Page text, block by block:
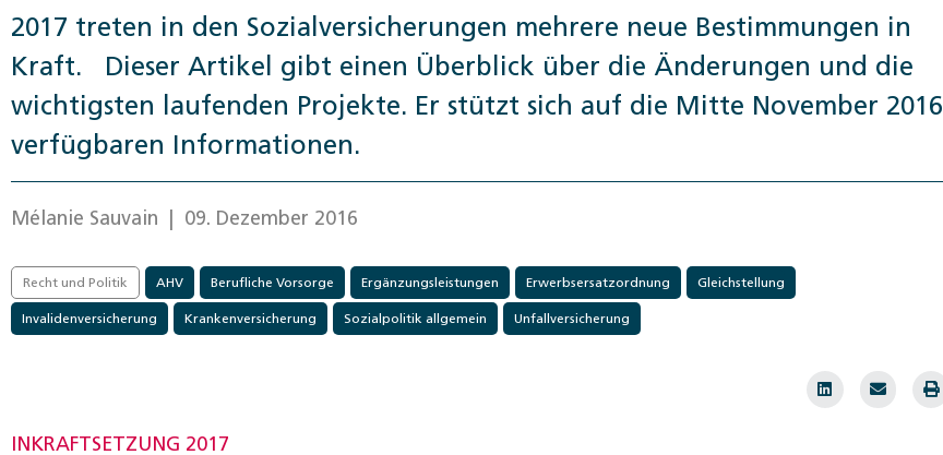
2017 treten in den Sozialversicherungen mehrere neue Bestimmungen in
Kraft. Dieser Artikel gibt einen Überblick über die Änderungen und die
wichtigsten laufenden ­Projekte. Er stützt sich auf die Mitte November 2016
verfügbaren Informationen.
Mélanie Sauvain | 09. Dezember 2016
Recht und Politik AHV Berufliche Vorsorge Ergänzungsleistungen Erwerbsersatzordnung Gleichstellung
Invalidenversicherung Krankenversicherung Sozialpolitik allgemein Unfallversicherung
INKRAFTSETZUNG 2017